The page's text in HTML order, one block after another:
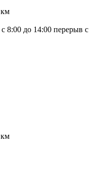
8:00 до 14:00 перерыв с